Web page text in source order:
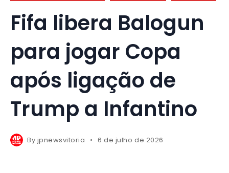
Fifa libera Balogun
para jogar Copa
após ligação de
Trump a Infantino
By jpnewsvitoria 6 de julho de 2026